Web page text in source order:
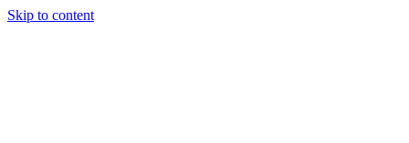
Skip to content